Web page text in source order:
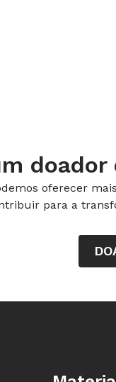
doador
oferecer
para a